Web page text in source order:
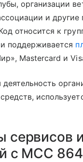
организации
и другие
относится к
поддерживается
Mastercard и
деятельность
сервисов и
с MCC